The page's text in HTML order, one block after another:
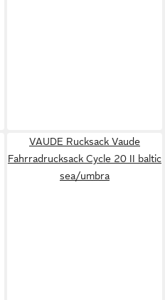
VAUDE Rucksack Vaude
Fahrradrucksack Cycle 20 II baltic
sea/umbra